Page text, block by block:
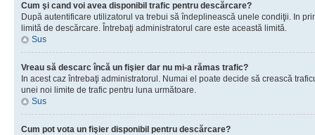
Cum şi cand voi avea disponibil trafic pentru descărcare?
După autentificare utilizatorul va trebui să îndeplinească unele condiţii. In
limită de descărcare. Întrebaţi administratorul care este această limită.
Sus
Vreau să descarc încă un fişier dar nu mi-a rămas trafic?
In acest caz întrebaţi administratorul. Numai el poate decide să crească
unei noi limite de trafic pentru luna următoare.
Sus
Cum pot vota un fişier disponibil pentru descărcare?